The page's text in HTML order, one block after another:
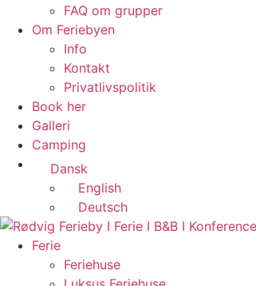
FAQ om grupper
Om Feriebyen
Info
Kontakt
Privatlivspolitik
Book her
Galleri
Camping
Dansk
English
Deutsch
Ferie
Feriehuse